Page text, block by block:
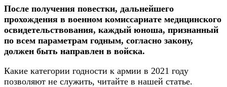
После получения повестки, дальнейшего
прохождения в военном комиссариате медицинского
освидетельствования, каждый юноша, признанный
по всем параметрам годным, согласно закону,
должен быть направлен в войска.
Какие категории годности к армии в 2021 году
позволяют не служить, читайте в нашей статье.